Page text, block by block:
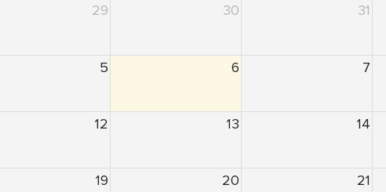
29 30 31
5 6 7
12 13 14
19 20 21